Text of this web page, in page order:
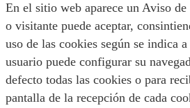
En el sitio web aparece un Aviso
o visitante puede aceptar,
uso de las cookies según se indica
usuario puede configurar su
defecto todas las cookies o para
pantalla de la recepción de cada